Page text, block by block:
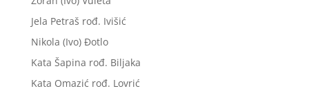
Jela Petraš rođ. Ivišić
Nikola (Ivo) Đotlo
Kata Šapina rođ. Biljaka
Kata Omazić rođ. Lovrić